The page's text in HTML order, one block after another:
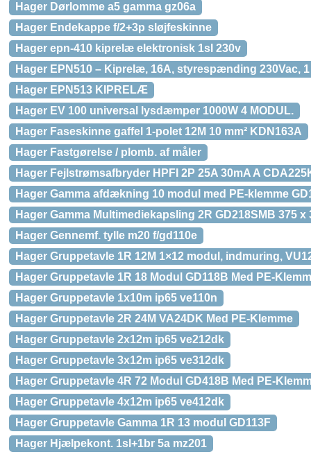
Hager Dørlomme a5 gamma gz06a
Hager Endekappe f/2+3p sløjfeskinne
Hager epn-410 kiprelæ elektronisk 1sl 230v
Hager EPN510 – Kiprelæ, 16A, styrespænding 230Vac,
Hager EPN513 KIPRELÆ
Hager EV 100 universal lysdæmper 1000W 4 MODUL.
Hager Faseskinne gaffel 1-polet 12M 10 mm² KDN163A
Hager Fastgørelse / plomb. af måler
Hager Fejlstrømsafbryder HPFI 2P 25A 30mA A
Hager Gamma afdækning 10 modul med PE-klemme
Hager Gamma Multimediekapsling 2R GD218SMB 375 x
Hager Gennemf. tylle m20 f/gd110e
Hager Gruppetavle 1R 12M 1×12 modul, indmuring,
Hager Gruppetavle 1R 18 Modul GD118B Med PE-
Hager Gruppetavle 1x10m ip65 ve110n
Hager Gruppetavle 2R 24M VA24DK Med PE-Klemme
Hager Gruppetavle 2x12m ip65 ve212dk
Hager Gruppetavle 3x12m ip65 ve312dk
Hager Gruppetavle 4R 72 Modul GD418B Med PE-
Hager Gruppetavle 4x12m ip65 ve412dk
Hager Gruppetavle Gamma 1R 13 modul GD113F
Hager Hjælpekont. 1sl+1br 5a mz201